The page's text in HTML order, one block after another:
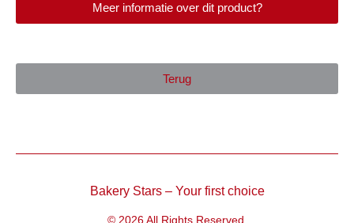
Meer informatie over dit product?
Terug
Bakery Stars – Your first choice
© 2026 All Rights Reserved.